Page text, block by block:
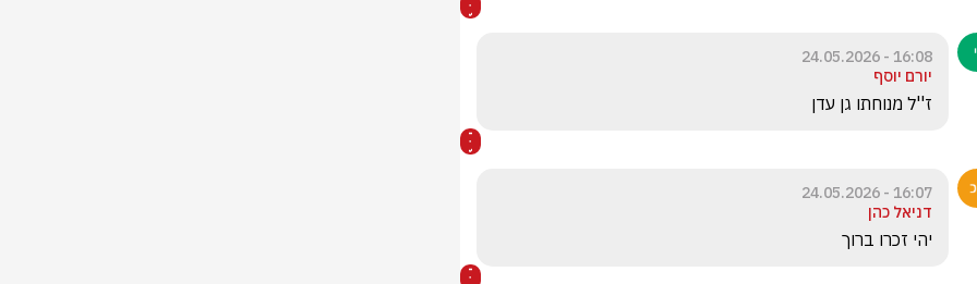
16:08 - 24.05.2026
יורם יוסף
ז''ל מנוחתו גן עדן
16:07 - 24.05.2026
דניאל כהן
יהי זכרו ברוך